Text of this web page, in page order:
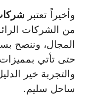
وأخيراً تعتبر
من الشركات
المجال، وننصح
حتى تأتي
والتجربة خير
ساحل سليم.